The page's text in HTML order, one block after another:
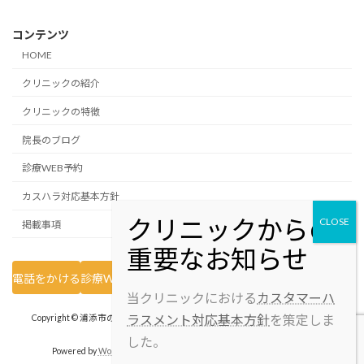
コンテンツ
HOME
クリニックの紹介
クリニックの特徴
院長のブログ
診療WEB予約
カスハラ対応基本方針
掲載事項
電話をかける診療WEB予約
Copyright © 浦添市の内視鏡専門｜サンパーク胃腸内科クリニック All Rights
Powered byWordPress & Lightning Theme
当クリニックにおける カスタマーハ
ラスメント対応基本方針を策定しま
した。